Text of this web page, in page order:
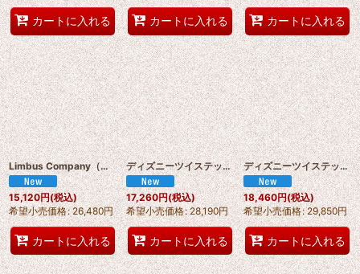
カートに入れる カートに入れる カートに入れる
Limbus Company（リンバス・カンパニー） ホンル (Hong Lu) コスプレ衣装 abccos製 「受注生産」
15,120円(税込)
希望小売価格: 26,480円
カートに入れる
ディズニーツイステッドワンダーランド 2025年のハロウィン ルーク·ハント /Rook Hunt コスプレ衣装 オーダーメイド可能 abccos製 「受注生産」
17,260円(税込)
希望小売価格: 28,190円
カートに入れる
ディズニーツイステッドワンダーランド 2025年のハロウィン カリム・アルアジーム /Kalim·Al-Asim コスプレ衣装 オーダーメイド可能 abccos製 「受注生産」
18,460円(税込)
希望小売価格: 29,850円
カートに入れる